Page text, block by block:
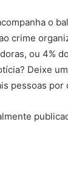
o
crime
ou 4%
Deixe
pessoas